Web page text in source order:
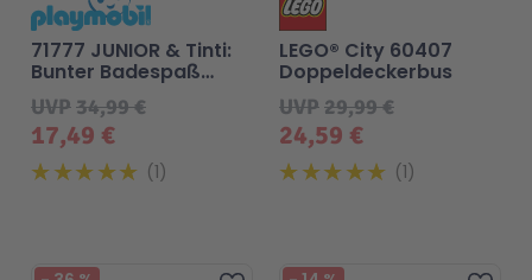
17,49 €
UVP34,99 €
71777 JUNIOR & Tinti:
Bunter Badespaß
Adventskalender -
Playmobil
1
24,59 €
UVP29,99 €
LEGO® City 60407
Doppeldeckerbus
1